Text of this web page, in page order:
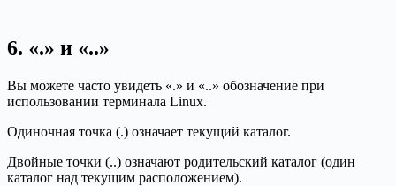
6. «.» и «..»
Вы можете часто увидеть «.» и «..» обозначение при
использовании терминала Linux.
Одиночная точка (.) означает текущий каталог.
Двойные точки (..) означают родительский каталог (один
каталог над текущим расположением).